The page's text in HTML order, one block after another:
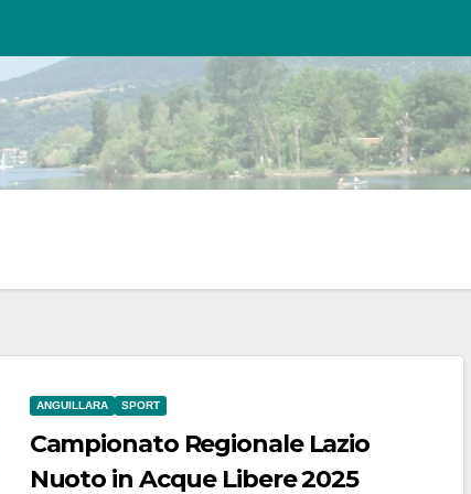
ANGUILLARA SPORT
Campionato Regionale Lazio
Nuoto in Acque Libere 2025